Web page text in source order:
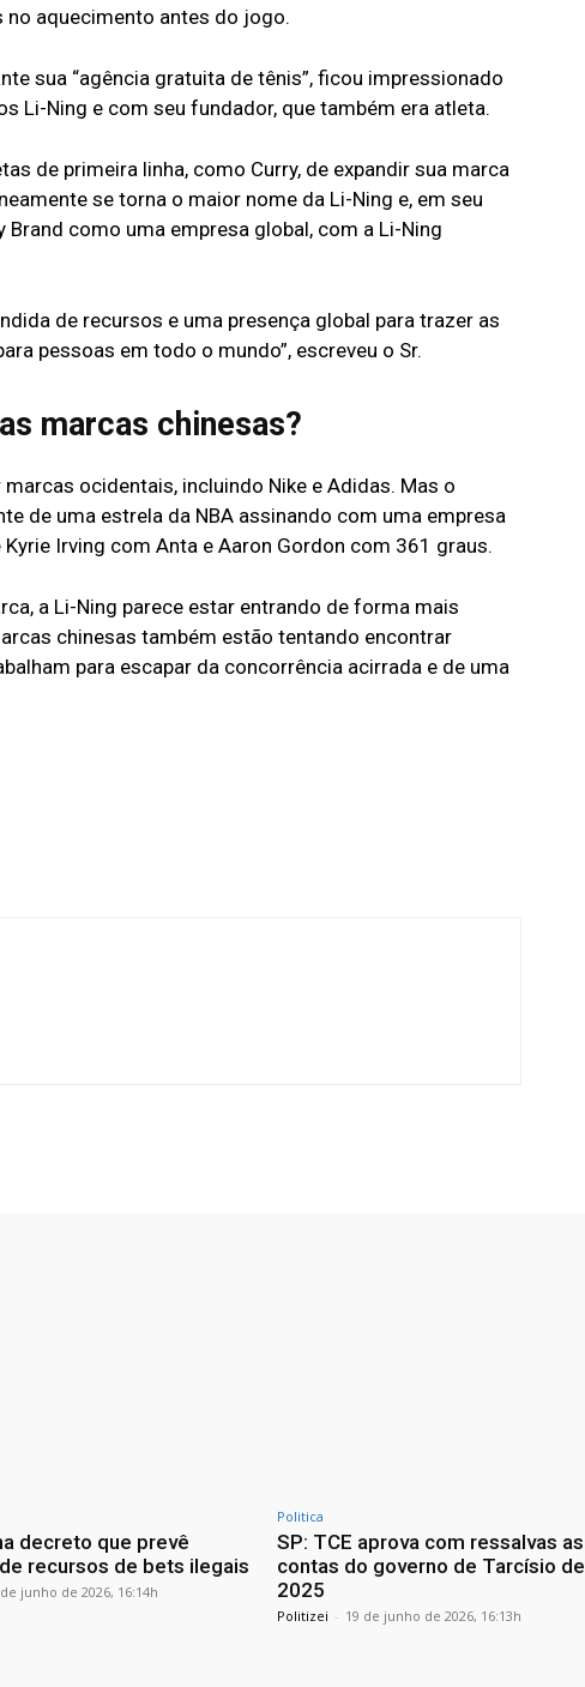
aquecimento antes do jogo.
sua “agência gratuita de tênis”, ficou impressionado
Li-Ning e com seu fundador, que também era atleta.
de primeira linha, como Curry, de expandir sua marca
se torna o maior nome da Li-Ning e, em seu
como uma empresa global, com a Li-Ning
de recursos e uma presença global para trazer as
pessoas em todo o mundo”, escreveu o Sr.
marcas chinesas?
ocidentais, incluindo Nike e Adidas. Mas o
de uma estrela da NBA assinando com uma empresa
Irving com Anta e Aaron Gordon com 361 graus.
a Li-Ning parece estar entrando de forma mais
chinesas também estão tentando encontrar
para escapar da concorrência acirrada e de uma
decreto que prevê
recursos de bets ilegais
junho de 2026, 16:14h
Politica
SP: TCE aprova com ressalvas as
contas do governo de Tarcísio de
2025
Politizei - 19 de junho de 2026, 16:13h